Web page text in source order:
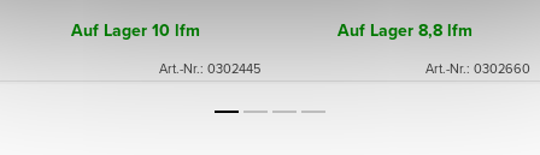
Auf Lager 10 lfm
Art.-Nr.: 0302445
Auf Lager 8,8 lfm
Art.-Nr.: 0302660